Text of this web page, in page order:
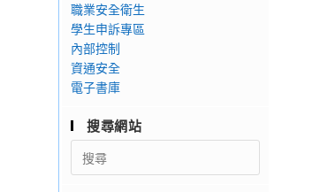
職業安全衛生
學生申訴專區
內部控制
資通安全
電子書庫
搜尋網站
Search
for: